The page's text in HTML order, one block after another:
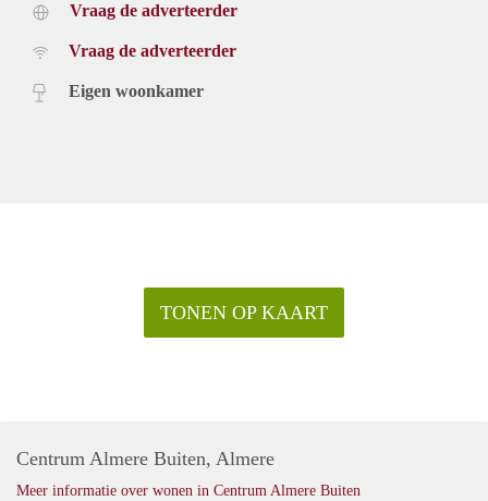
Vraag de adverteerder
Vraag de adverteerder
Eigen woonkamer
TONEN OP KAART
Centrum Almere Buiten, Almere
Meer informatie over wonen in Centrum Almere Buiten